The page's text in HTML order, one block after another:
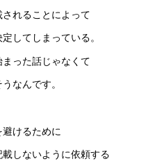
れることによって
してしまっている。
った話じゃなくて
なんです。
けるために
しないように依頼する